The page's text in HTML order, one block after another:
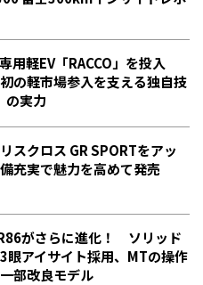
専用軽EV「RACCO」を投入
の軽市場参入を支える独自技
の実力
スクロス GR SPORTをアッ
充実で魅力を高めて発売
がさらに進化！ ソリッド
眼アイサイト採用、MTの操作
部改良モデル